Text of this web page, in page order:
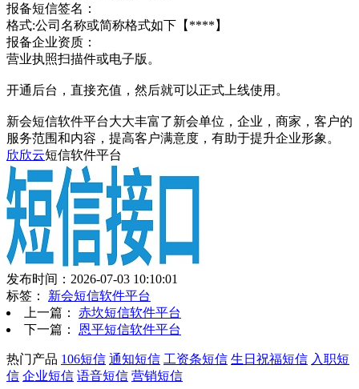
报备短信签名：
格式:公司名称或简称格式如下【****】
报备企业资质：
营业执照扫描件或电子版。
开通后台，直接充值，然后就可以正式上线使用。
新会短信软件平台大大丰富了新会单位，企业，商家，客户的
服务范围和内容，提高客户满意度，有助于提升企业形象。
欣欣云短信软件平台
发布时间：2026-07-03 10:10:01
标签： 新会短信软件平台
上一篇： 赤坎短信软件平台
下一篇： 恩平短信软件平台
热门产品 106短信 通知短信 工资条短信 生日祝福短信 入职短
信 企业短信 语音短信 营销短信